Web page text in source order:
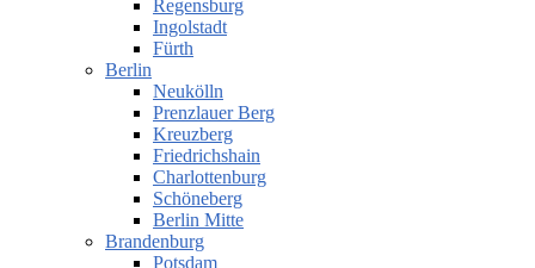
Regensburg
Ingolstadt
Fürth
Berlin
Neukölln
Prenzlauer Berg
Kreuzberg
Friedrichshain
Charlottenburg
Schöneberg
Berlin Mitte
Brandenburg
Potsdam